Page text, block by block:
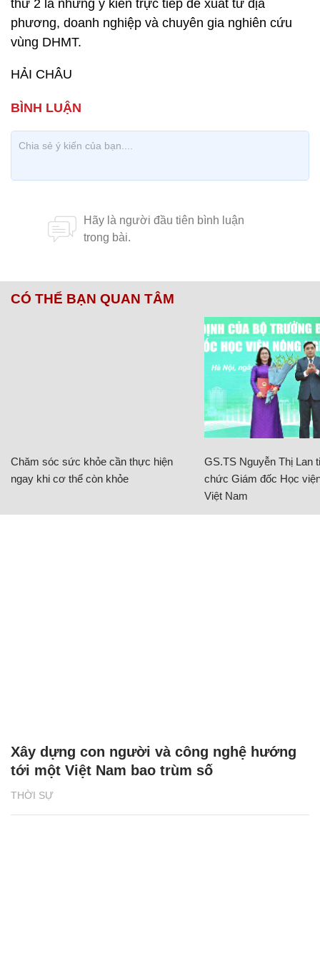
thứ 2 là những ý kiến trực tiếp đề xuất từ địa
phương, doanh nghiệp và chuyên gia nghiên cứu
vùng DHMT.
HẢI CHÂU
CÓ THỂ BẠN QUAN TÂM
Chăm sóc sức khỏe cần thực hiện
ngay khi cơ thể còn khỏe
GS.TS Nguyễn Thị Lan
chức Giám đốc Học
Việt Nam
THỜI SỰ
Xây dựng con người và công nghệ hướng
tới một Việt Nam bao trùm số